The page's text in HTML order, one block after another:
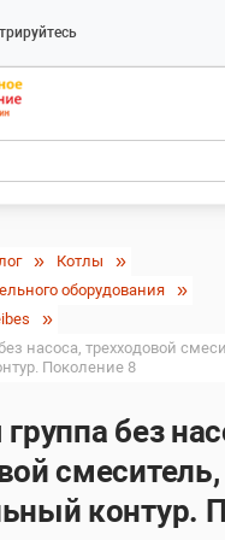
Котлы
оборудования
насоса, трехходовой
Поколение 8
без
смеситель,
контур.